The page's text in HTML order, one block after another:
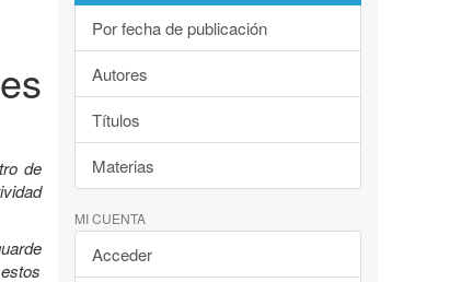
de
Por fecha de publicación
Autores
Títulos
Materias
MI CUENTA
Acceder